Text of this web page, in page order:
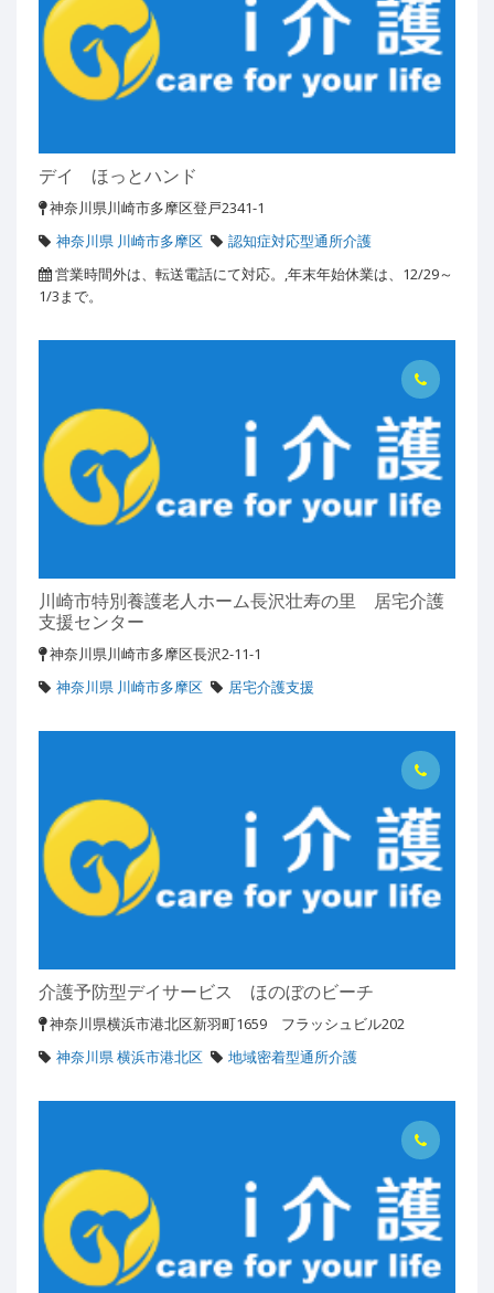
デイ ほっとハンド
神奈川県川崎市多摩区登戸2341-1
神奈川県 川崎市多摩区
認知症対応型通所介護
営業時間外は、転送電話にて対応。,年末年始休業は、12/29～
1/3まで。
川崎市特別養護老人ホーム長沢壮寿の里 居宅介護
支援センター
神奈川県川崎市多摩区長沢2-11-1
神奈川県 川崎市多摩区
居宅介護支援
介護予防型デイサービス ほのぼのビーチ
神奈川県横浜市港北区新羽町1659 フラッシュビル202
神奈川県 横浜市港北区
地域密着型通所介護